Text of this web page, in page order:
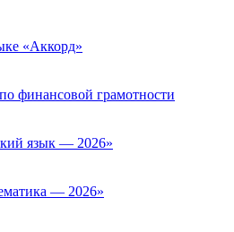
«Аккорд»
финансовой грамотности
язык — 2026»
— 2026»